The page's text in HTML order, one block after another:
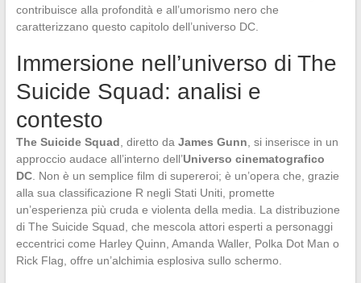
contribuisce alla profondità e all’umorismo nero che
caratterizzano questo capitolo dell’universo DC.
Immersione nell’universo di The
Suicide Squad: analisi e
contesto
The Suicide Squad , diretto da James Gunn , si inserisce in un
approccio audace all’interno dell’Universo cinematografico
DC. Non è un semplice film di supereroi; è un’opera che, grazie
alla sua classificazione R negli Stati Uniti, promette
un’esperienza più cruda e violenta della media. La distribuzione
di The Suicide Squad, che mescola attori esperti a personaggi
eccentrici come Harley Quinn, Amanda Waller, Polka Dot Man o
Rick Flag, offre un’alchimia esplosiva sullo schermo.